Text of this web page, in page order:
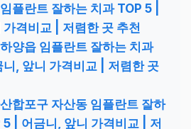
플란트 잘하는 치과 TOP 5 |
가격비교 | 저렴한 곳 추천
양읍 임플란트 잘하는 치과
, 앞니 가격비교 | 저렴한 곳
합포구 자산동 임플란트 잘하
5 | 어금니, 앞니 가격비교 | 저